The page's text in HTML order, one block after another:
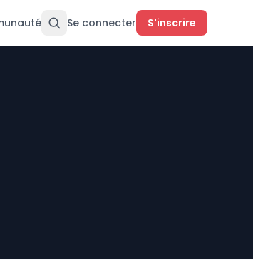
Se connecter S'inscrire